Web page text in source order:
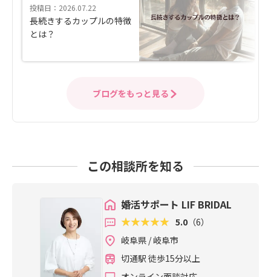
投稿日：2026.07.22
長続きするカップルの特徴
とは？
ブログをもっと見る
この相談所を知る
婚活サポート LIF BRIDAL
5.0（6）
岐阜県 / 岐阜市
切通駅 徒歩15分以上